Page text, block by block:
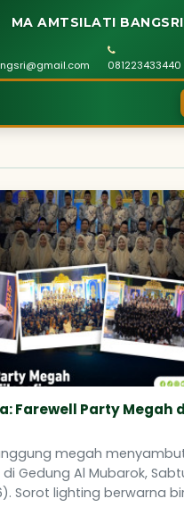
MA AMTSILATI
081223433440
Farewell Party Megah
megah
Gedung Al Mubarok,
Sorot lighting berwarna